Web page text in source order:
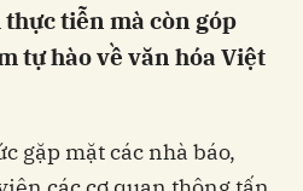
tiễn mà còn góp
tự hào về văn hóa Việt
Hủy Gửi